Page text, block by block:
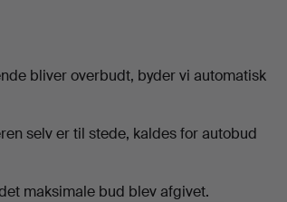
bliver overbudt, byder vi automatisk
selv er til stede, kaldes for autobud
maksimale bud blev afgivet.